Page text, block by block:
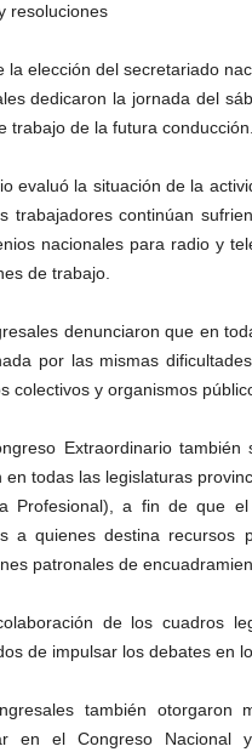
resoluciones
la elección del secretariado
dedicaron la jornada del
trabajo de la futura conducción.
evaluó la situación de la
trabajadores continúan
nacionales para radio y
de trabajo.
denunciaron que en
por las mismas
colectivos y organismos
Extraordinario
en todas las legislaturas
Profesional), a fin de que
a quienes destina recursos
patronales de
de los cuadros
de impulsar los debates en
también otorgaron
en el Congreso Nacional